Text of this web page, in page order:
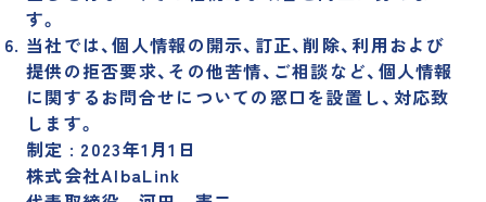
運営メディア
訳あり物件買取プロ
不動産投資の森
す。
当社では、個人情報の開示、訂正、削除、利用および
提供の拒否要求、その他苦情、ご相談など、個人情報
に関するお問合せについての窓口を設置し、対応致
します。
制定 : 2023年1月1日
株式会社AlbaLink